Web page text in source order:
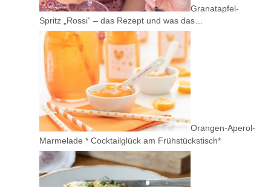
Granatapfel-
Spritz „Rossi“ – das Rezept und was das…
Orangen-Aperol-
Marmelade * Cocktailglück am Frühstückstisch*